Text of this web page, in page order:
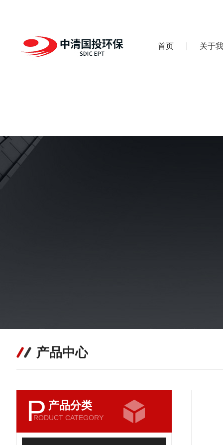
首页 关于
产品中心
P 产品分类
RODUCT CATEGORY